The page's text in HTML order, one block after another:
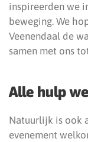
inspireerden we
beweging. We
Veenendaal de
samen met ons
Alle hulp
Natuurlijk is ook
evenement